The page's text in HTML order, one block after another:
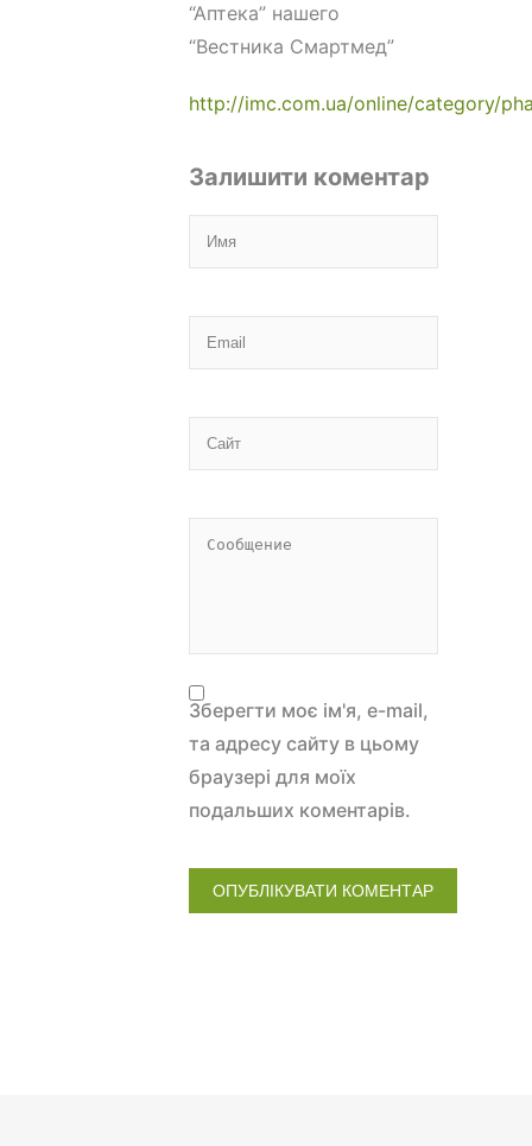
“Аптека” нашего
“Вестника Смартмед”
http://imc.com.ua/online/category/
Залишити коментар
Зберегти моє ім'я, e-mail,
та адресу сайту в цьому
браузері для моїх
подальших коментарів.